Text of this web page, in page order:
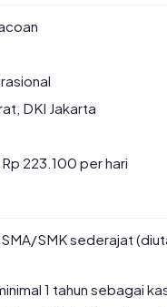
DKI Jakarta
223.100 per hari
SMK sederajat
1 tahun sebagai